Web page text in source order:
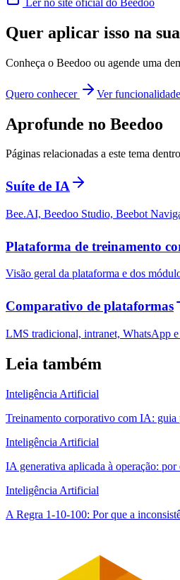
Quer aplicar isso na
Conheça o Beedoo ou agende uma
Quero conhecer Ver
Aprofunde no Beedoo
Páginas relacionadas a este tema
Suíte de IA
Bee.AI, Beedoo Studio, Beebot
Plataforma de treinamento
Visão geral da plataforma e dos
Comparativo de plataformas
LMS tradicional, intranet, WhatsApp
Leia também
Inteligência Artificial
Treinamento corporativo com IA: guia
Inteligência Artificial
IA generativa aplicada à operação: por
Inteligência Artificial
A Regra 1-10-100: Por que a